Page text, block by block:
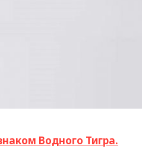
Водного Тигра.